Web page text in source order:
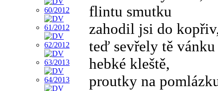
flintu smutku
zahodil jsi do
teď sevřely tě vánku
hebké kleště,
proutky na